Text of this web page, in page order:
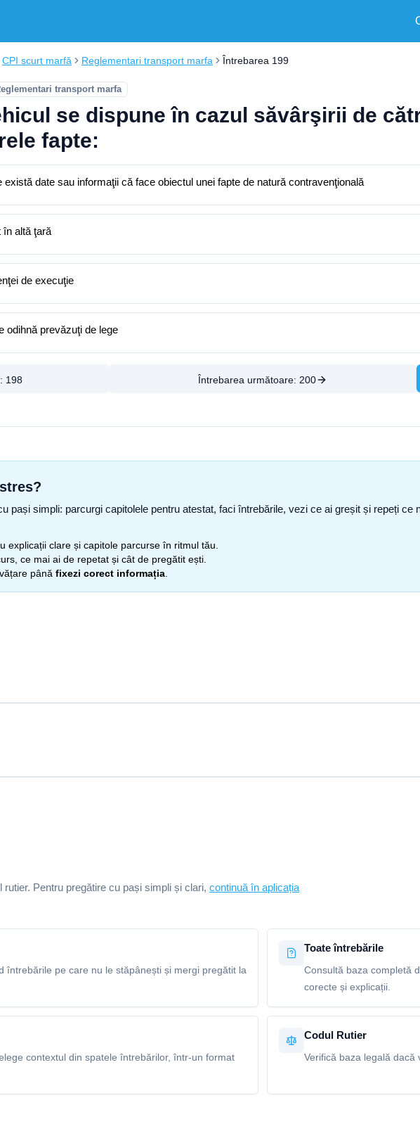
CPI scurt marfă Reglementari transport marfa Întrebarea 199
transport marfa
se dispune în cazul săvârşirii de
fapte:
date sau informaţii că face obiectul unei fapte de natură contravenţională
în altă ţară
de execuţie
odihnă prevăzuţi de lege
198 Întrebarea următoare: 200
pași simpli: parcurgi capitolele pentru atestat, faci întrebările, vezi ce ai greșit și repeți
explicații clare și capitole parcurse în ritmul tău.
ce mai ai de repetat și cât de pregătit ești.
până fixezi corect informația
Pentru pregătire cu pași simpli și clari, continuă în aplicația
întrebările pe care nu le stăpânești și mergi pregătit la
Toate întrebările
Consultă baza completă
corecte și explicații.
contextul din spatele întrebărilor, într-un format
Codul Rutier
Verifică baza legală dacă